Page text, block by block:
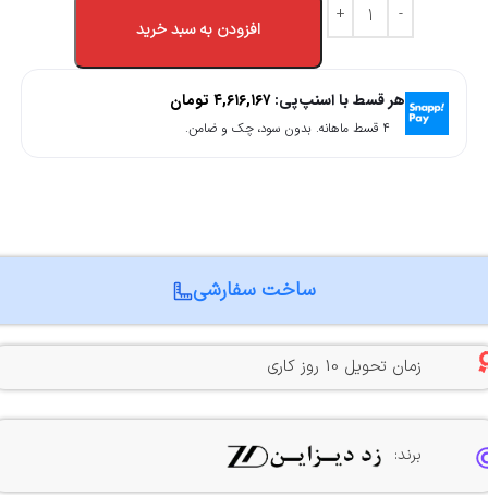
افزودن به سبد خرید
هر قسط با اسنپ‌پی:۴,۶۱۶,۱۶۷ تومان
۴ قسط ماهانه. بدون سود، چک و ضامن.
ساخت سفارشی
زمان تحویل 10 روز کاری
برند: